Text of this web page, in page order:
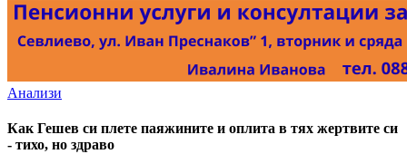
Анализи
Как Гешев си плете паяжините и оплита в тях жертвите си
- тихо, но здраво